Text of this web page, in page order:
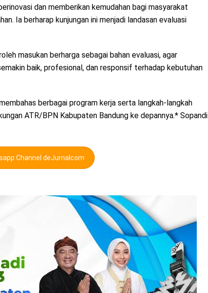
dan memberikan kemudahan bagi masyarakat
Ia berharap kunjungan ini menjadi landasan evaluasi
masukan berharga sebagai bahan evaluasi, agar
baik, profesional, dan responsif terhadap kebutuhan
berbagai program kerja serta langkah-langkah
ATR/BPN Kabupaten Bandung ke depannya.* Sopandi
Channel deJurnalcom